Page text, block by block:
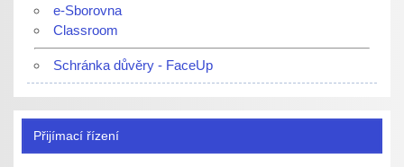
e-Sborovna
Classroom
Schránka důvěry - FaceUp
Přijímací řízení